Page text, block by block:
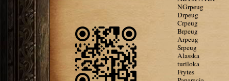
NGrpeug
Drpeug
Crpeug
Brpeug
Arpeug
Srpeug
Alasska
turiloka
Frytes